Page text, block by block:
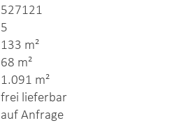
527121
5
133 m²
68 m²
1.091 m²
frei lieferbar
auf Anfrage